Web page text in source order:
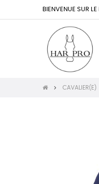
BIENVENUE SUR
CAVALIER(E)